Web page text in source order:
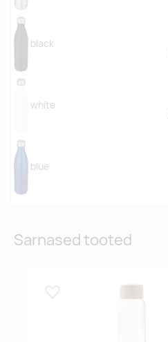
black
white
blue
Sarnased tooted